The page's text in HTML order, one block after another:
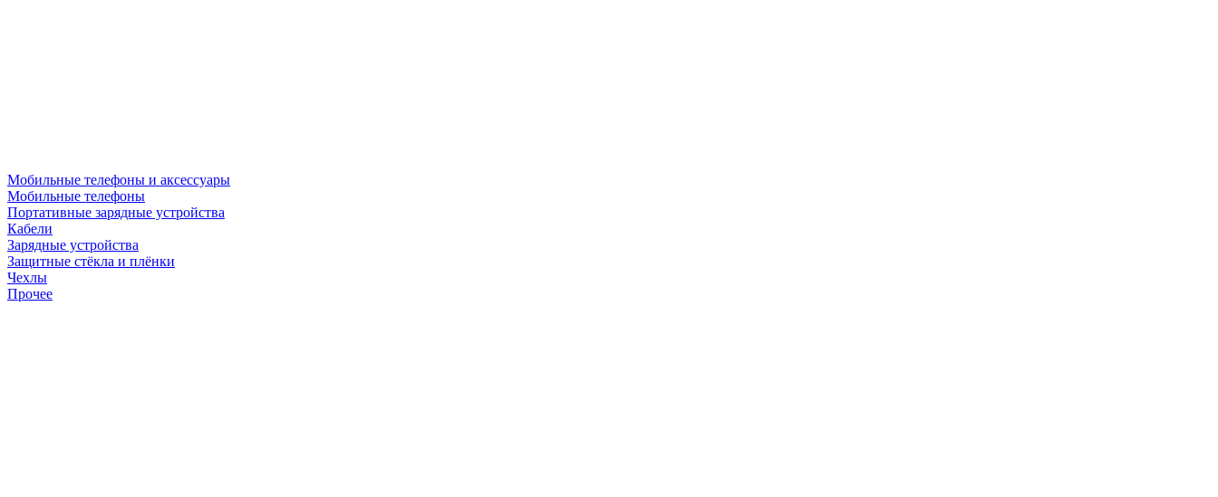
Мобильные телефоны и аксессуары
Мобильные телефоны
Портативные зарядные устройства
Кабели
Зарядные устройства
Защитные стёкла и плёнки
Чехлы
Прочее